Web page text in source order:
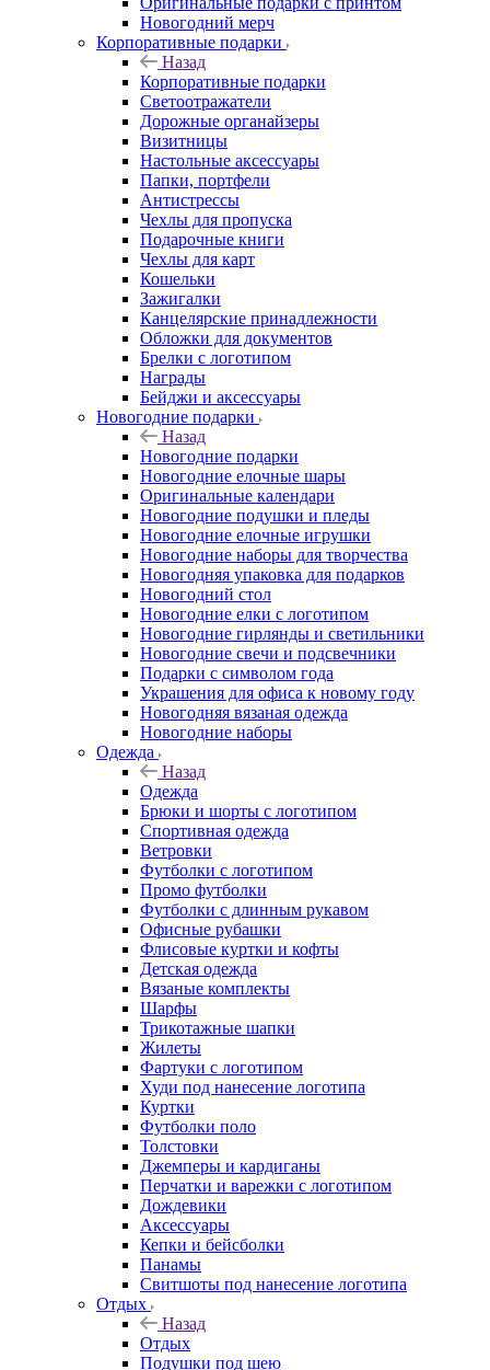
Новогодний мерч
Корпоративные подарки
Назад
Корпоративные подарки
Светоотражатели
Дорожные органайзеры
Визитницы
Настольные аксессуары
Папки, портфели
Антистрессы
Чехлы для пропуска
Подарочные книги
Чехлы для карт
Кошельки
Зажигалки
Канцелярские принадлежности
Обложки для документов
Брелки с логотипом
Награды
Бейджи и аксессуары
Новогодние подарки
Назад
Новогодние подарки
Новогодние елочные шары
Оригинальные календари
Новогодние подушки и пледы
Новогодние елочные игрушки
Новогодние наборы для творчества
Новогодняя упаковка для подарков
Новогодний стол
Новогодние елки с логотипом
Новогодние гирлянды и светильники
Новогодние свечи и подсвечники
Подарки с символом года
Украшения для офиса к новому году
Новогодняя вязаная одежда
Новогодние наборы
Одежда
Назад
Одежда
Брюки и шорты с логотипом
Спортивная одежда
Ветровки
Футболки с логотипом
Промо футболки
Футболки с длинным рукавом
Офисные рубашки
Флисовые куртки и кофты
Детская одежда
Вязаные комплекты
Шарфы
Трикотажные шапки
Жилеты
Фартуки с логотипом
Худи под нанесение логотипа
Куртки
Футболки поло
Толстовки
Джемперы и кардиганы
Перчатки и варежки с логотипом
Дождевики
Аксессуары
Кепки и бейсболки
Панамы
Свитшоты под нанесение логотипа
Отдых
Назад
Отдых
Подушки под шею